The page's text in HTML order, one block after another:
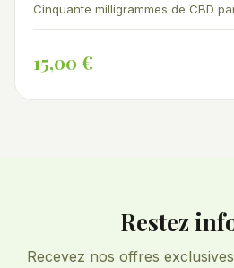
Cinquante milligrammes de CBD
cm. Diffusion lente jusqu'à 24
15,00 €
Restez
Recevez nos offres